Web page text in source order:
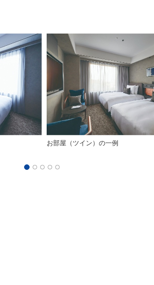
お部屋（ツイン）の一例